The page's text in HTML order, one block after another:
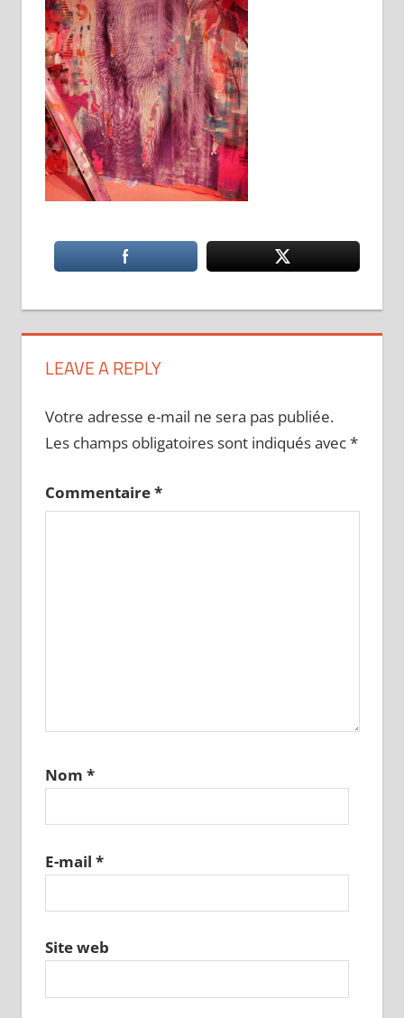
LEAVE A REPLY
Votre adresse e-mail ne sera pas publiée.
Les champs obligatoires sont indiqués avec*
Commentaire*
Nom *
E-mail *
Site web